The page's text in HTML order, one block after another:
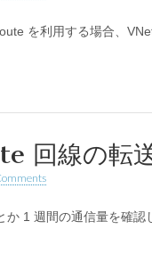
を利用する場合、
回線の転
か 1 週間の通信量を確認